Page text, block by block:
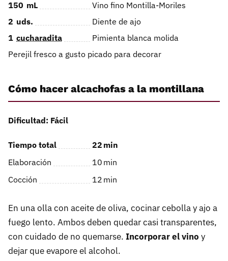
150 mL
Vino fino Montilla-Moriles
2 uds.
Diente de ajo
1 cucharadita
Pimienta blanca molida
Perejil fresco a gusto picado para decorar
Cómo hacer alcachofas a la montillana
Dificultad: Fácil
Tiempo total 22 min
Elaboración
10 min
Cocción
12 min
En una olla con aceite de oliva, cocinar cebolla y ajo a
fuego lento. Ambos deben quedar casi transparentes,
con cuidado de no quemarse. Incorporar el vino y
dejar que evapore el alcohol.